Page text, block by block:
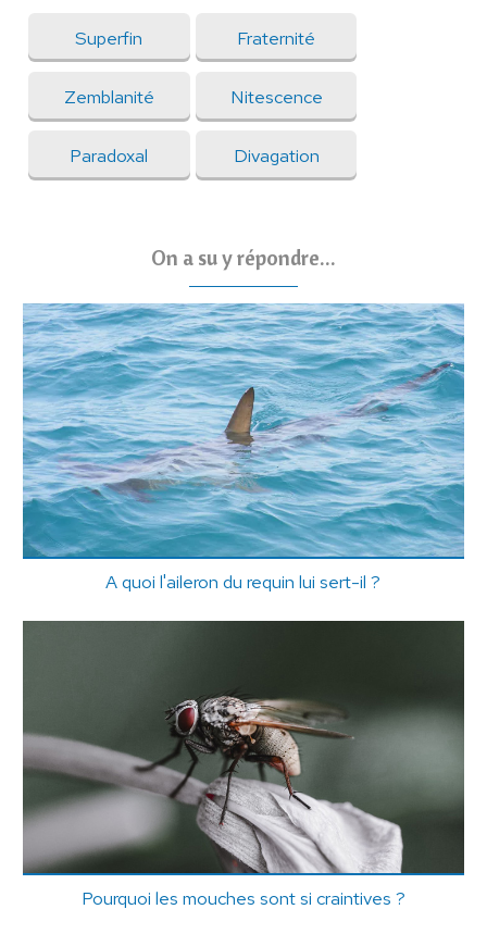
Superfin Fraternité
Zemblanité Nitescence
Paradoxal Divagation
On a su y répondre...
A quoi l'aileron du requin lui sert-il ?
Pourquoi les mouches sont si craintives ?